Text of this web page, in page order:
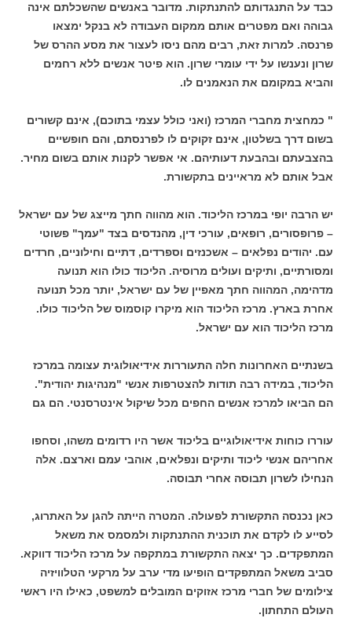
כבד על התנגדותם להתנתקות. מדובר באנשים שהשכלתם אינה
גבוהה ואם מפטרים אותם ממקום העבודה לא בנקל ימצאו
פרנסה. למרות זאת, רבים מהם ניסו לעצור את מסע ההרס של
שרון ונענשו על ידי עומרי שרון. הוא פיטר אנשים ללא רחמים
והביא במקומם את הנאמנים לו.
" כמחצית מחברי המרכז (ואני כולל עצמי בתוכם), אינם קשורים
בשום דרך בשלטון, אינם זקוקים לו לפרנסתם, והם חופשיים
בהצבעתם ובהבעת דעותיהם. אי אפשר לקנות אותם בשום מחיר.
אבל אותם לא מראיינים בתקשורת.
יש הרבה יופי במרכז הליכוד. הוא מהווה חתך מייצג של עם ישראל
– פרופסורים, רופאים, עורכי דין, מהנדסים בצד "עמך" פשוטי
עם. יהודים נפלאים – אשכנזים וספרדים, דתיים וחילוניים, חרדים
ומסורתיים, ותיקים ועולים מרוסיה. הליכוד כולו הוא תנועה
מדהימה, המהווה חתך מאפיין של עם ישראל, יותר מכל תנועה
אחרת בארץ. מרכז הליכוד הוא מיקרו קוסמוס של הליכוד כולו.
מרכז הליכוד הוא עם ישראל.
בשנתיים האחרונות חלה התעוררות אידיאולוגית עצומה במרכז
הליכוד, במידה רבה תודות להצטרפות אנשי "מנהיגות יהודית".
הם הביאו למרכז אנשים החפים מכל שיקול אינטרסנטי. הם גם
עוררו כוחות אידיאולוגיים בליכוד אשר היו רדומים משהו, וסחפו
אחריהם אנשי ליכוד ותיקים ונפלאים, אוהבי עמם וארצם. אלה
הנחילו לשרון תבוסה אחרי תבוסה.
כאן נכנסה התקשורת לפעולה. המטרה הייתה להגן על האתרוג,
לסייע לו לקדם את תוכנית ההתנתקות ולמסמס את משאל
המתפקדים. כך יצאה התקשורת במתקפה על מרכז הליכוד דווקא.
סביב משאל המתפקדים הופיעו מדי ערב על מרקעי הטלוויזיה
צילומים של חברי מרכז אזוקים המובלים למשפט, כאילו היו ראשי
העולם התחתון.